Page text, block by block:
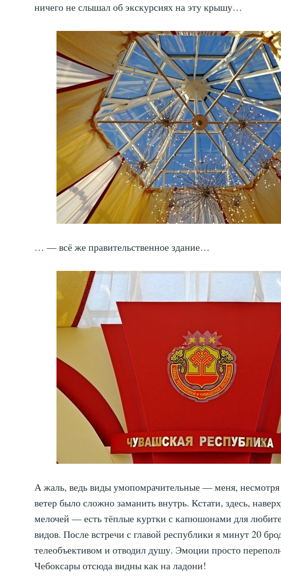
ничего не слышал об экскурсиях на эту крышу…
… — всё же правительственное здание…
А жаль, ведь виды умопомрачительные — меня,
ветер было сложно заманить внутрь. Кстати, здесь,
мелочей — есть тёплые куртки с капюшонами для
видов. После встречи с главой республики я минут 20
телеобъективом и отводил душу. Эмоции просто
Чебоксары отсюда видны как на ладони!